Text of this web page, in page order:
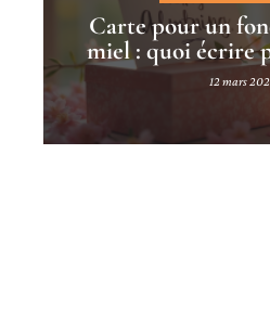
Carte pour un
miel : quoi écrire
12 mars